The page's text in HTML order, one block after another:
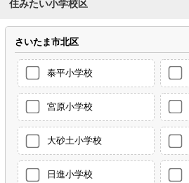
住みたい小学校区
さいたま市北区
泰平小学校
宮原小学校
大砂土小学校
日進小学校